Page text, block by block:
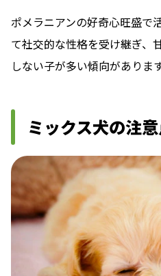
ポメラニアンの好奇心旺盛で
て社交的な性格を受け継ぎ、
しない子が多い傾向があります
ミックス犬の注